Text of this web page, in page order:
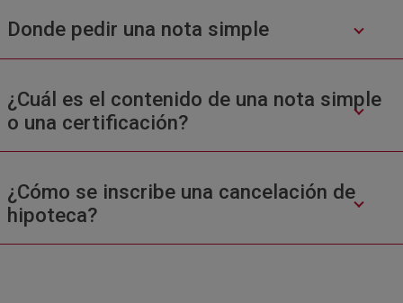
Donde pedir una nota simple
¿Cuál es el contenido de una nota simple
o una certificación?
¿Cómo se inscribe una cancelación de
hipoteca?